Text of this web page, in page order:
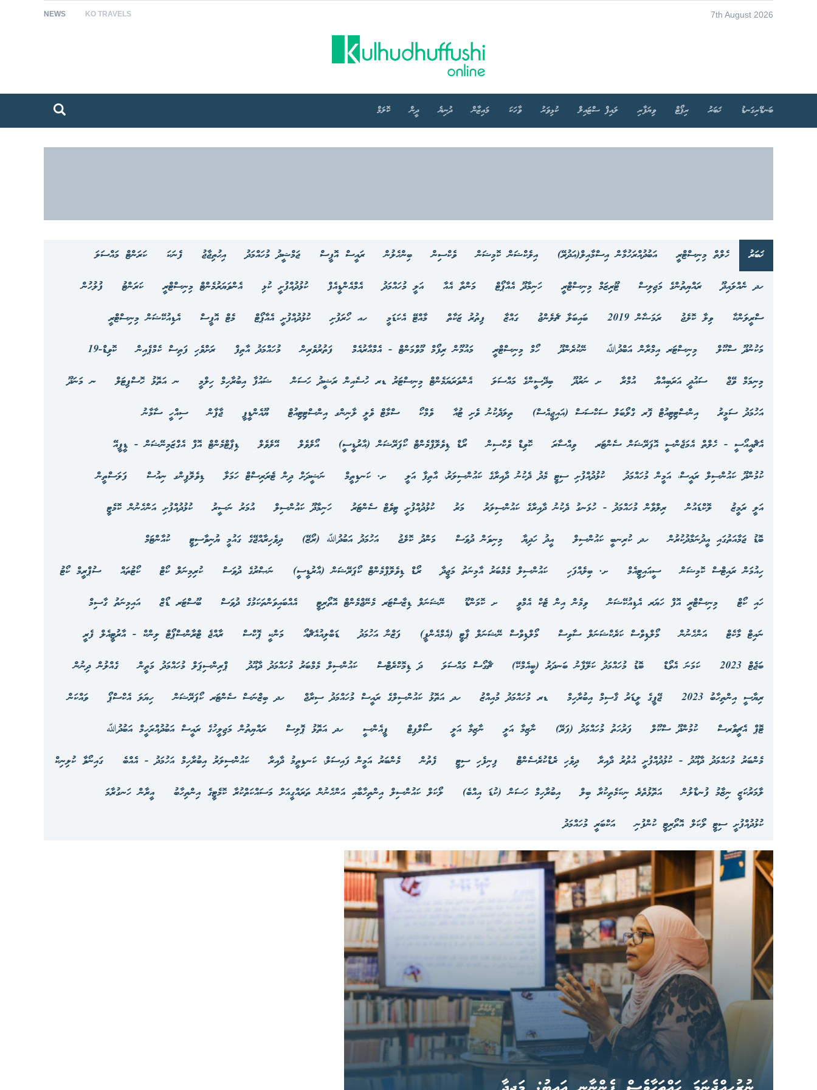
NEWS KO TRAVELS 7th August 2026
ބަނޑޭރިގަނޑު ޚަބަރު ރިޕޯޓް ވިޔަފާރި ލައިފް ސްޓައިލް ކުޅިވަރު ވާހަކަ މައިޒާން ދުނިޔެ ދީން ކޮލަމް
ޚަބަރު ހެލްތް މިނިސްޓްރީ އަބުދުއްރަހުމާން އިސްމާއިލް(އަދުރޭ) އިލެކްޝަން ކޮމިޝަން ވެކްސިން ބިންހެލުން ރައީސް އޮފީސް ޖަމްޝީދު މުހައްމަދު އިޙުތިޖާޖު ފެނަކަ
ކަރަންޓް މައްސަލަ
ހދ ނެއްލައިދޫ
ރައްޔިތުންގެ މަޖިލިސް ޓޫރިޒަމް މިނިސްޓްރީ ހަނިމާދޫ އެއާޕޯޓް މަންތާ އެއާ އަލީ މުހައްމަދު އެމްއެންޑީއެފް ކުޅުދުއްފުށީ ކުޅި އެންވަޔަރުމެންޓް މިނިސްޓްރީ ކަރަންޓު
ފުލުހުން
ސްރީލަންކާ
ވިލާ ކޮލެޖު ރަމަޟާން 2019 ބައިބަލާ ޗެލެންޖު ގައްޒާ ފިތުރު ޒަކާތް މާއްޓޭ އެކަޑަމީ ހއ ހޯރަފުށި ކުޅުދުއްފުށީ އެއާޕޯޓް މެޓް އޮފީސް
އެޑިއުކޭޝަން މިނިސްޓްރީ
މަކުނުދޫ ސްކޫލް
މިނިސްޓަރ އިމްރާން އަބްދުﷲ ނޭކުރެންދޫ ހޯމް މިނިސްޓްރީ މައުމޫން ރިފޯމް މޫވްމަންޓް - އެމްއާރުއެމް ފަތުރުވެރިން މުހައްމަދު އާތިފް ރަށްވެހި ފަތިސް ކެމްޕެއިން
ކޮވިޑް-19
މިނިމަމް ވޭޖް
ސައުދީ އަރަބިއްޔާ އުމްރާ ށ ނަރުދޫ ބިދޭސީންގެ މައްސަލަ އެންވަރަޔަމެންޓް މިނިސްޓަރު ޑރ ހުސެއިން ރަޝީދު ހަސަން ޝައުފާ އިބުރާހިމް ހިލްމީ ނ އަތޮޅު ހޮސްޕިޓަލް
ނ މަނަދޫ
އަހުމަދު ސަމީރު
އިންސްޓިޓިއުޓް ފޮރ ގްލޯބަލް ސަކްސަސް (އައިޖީއެސް) ތިލަދެކުނު ވެށި ޓުއާ ވެމްކޯ ސްމާޓް ވެލީ ލާނިންގ އިންސްޓިޓިއުޓް ޔޫއެންޑީޕީ ޖާޕާން
ސިއްހީ ސާމާނު
އެޗްއީއޯސީ - ހެލްތް އެމަޖެންސީ އޮޕަރޭޝަން ސެންޓަރ
ވިއްސާރަ ކޮވިޑް ވެކްސިން ރޯޑް ޑިވެލޮޕްމެންޓް ކޯޕަރޭޝަން (އާރުޑީސީ) އޯލެވެލް އޭލެވެލް
ޑިޕާޓްމެންޓް އޮފް އެގްޒަމިނޭޝަން - ޑީޕީއޭ
ކުމުންދޫ ކައުންސިލް ރައީސް، އަމީން މުހައްމަދު
ކުޅުދުއްފުށި ސިޓީ މެދު ދެކުނު ދާއިރާގެ ކައުންސިލަރު، އާތިފާ އަލީ ށ. ކަނޑިތީމް ނަޝީދަށް ދިން ޓެރަރިސްޓް ހަމަލާ ޑިވެލޮޕިންގ ނިއުސް
ފަލަސްތީން
އަލީ ރަމީޒު
ލޮކްޑައުން ރިލްވާން މުހައްމަދު - ހުޅަނގު ދެކުނު ދާއިރާގެ ކައުންސިލަރު މަރު ކުޅުދުއްފުށީ ޓިވެޓް ސެންޓަރު ހަނިމާދޫ ކައުންސިލް އުމަރު ނަސީރު
ކުޅުދުއްފުށި އަންހެނުން ކޮމެޓީ
ބޮޑު ޖަމާއަތުގައި އީދުނަމާދުކުރުން
ހދ ކުރިނބީ ކައުންސިލް އީދު ހަދިޔާ މިނިވަން ދުވަސް މަންދު ކޮލެޖު އަހުމަދު އަބުދުﷲ (ރޯޒޭ) ދިވެހިރާއްޖޭގެ ގައުމީ ޔުނިވާސިޓީ
ކުއާންޓަމް
ހިއުމަން ރައިޓްސް ކޮމިޝަން
ސީއައިޓީއެމް ށ. ބިލެއްފަހި ކައުންސިލް މެމްބަރު އާމިނަތު މަޖީދާ ރޯޑް ޑިވެލޮޕްމެންޓް ކޯޕަރޭޝަން (އާރުޑީސީ) ނަޞްރުގެ ދުވަސް ކުރިމިނަލް ކޯޓް ކޯޓުތައް
ސުޕްރީމް ކޯޓު
ހައި ކޯޓް
މިނިސްޓްރީ އޮފް ހަޔަރ އެޑިއުކޭޝަން ވިމެން އިން ޓެކް އެމްވީ ށ ކޮމަންޑޫ ނޭޝަނަލް ޑިޒާސްޓަރ މެނޭޖްމެންޓް އޮތޯރިޓީ އެއްބައިވަންތަކަމުގެ ދުވަސް ބޫސްޓަރ ޑޯޒް
އައިމިނަތު ގާސިމް
ނައިޓް މާކެޓް
އަންހެނުން މޯލްޑިވްސް ކަރެކްޝަނަލް ސާވިސް މޯލްޑިވްސް ނޭޝަނަލް ޕާޓީ (އެމްއެންޕީ) ފަޒްނާ އަހުމަދު ޑަބްލިއުއެޗްއޯ މަންކީ ޕޮކްސް
ރާއްޖެ ޓްރާންސްޕޯޓް ލިންކް - އާރުޓީއެލް ފެރީ
ބަޖެޓް 2023
ކަމަނަ އެވޯޑް ބޮޑު މުހައްމަދު ކަލޭފާނު ބަނދަރު (ބީއެމްކޭ) ޗާގޯސް މައްސަލަ ދަ ޑިމޮކްރެޓްސް ކައުންސިލް މެމްބަރު މުހައްމަދު ދާއޫދު ޕްރިންސިޕަލް މުހައްމަދު މަތީން
ގެއްލުން ދިނުން
ރިޔާސީ އިންތިހާބު 2023
ޖޭޕީގެ ލީޑަރު ޤާސިމް އިބުރާހިމް ޑރ މުހައްމަދު މުއިއްޒު ހދ އަތޮޅު ކައުންސިލްގެ ރައީސް މުހައްމަދު ސިރާޖް ހދ ބިޒްނަސް ސެންޓަރ ކޯޕަރޭޝަން ހިޔަލަ އެކްސްޕޯ
ވައްކަން
ޓޮޕް އެޗީވާރސް
ކުމުންދޫ ސްކޫލް ފަރުހަތު މުހައްމަދު (ފަރޭ) ނާޒިމާ އަލީ ނާޒިމާ އަލީ ސޯލްފިޓް ޕީއެންސީ ހދ އަތޮޅު ޕޮލިސް
ރައްޔިތުން މަޖިލީހުގެ ރައީސް އަބުދުއްރަހީމް އަބުދުﷲ
މެންބަރު މުހައްމަދު ދާއޫދު - ކުޅުދުއްފުށީ އުތުރު ދާއިރާ
ދިވެހި ރެޑްކުރެސެންޓް ފިނިފެހި ސިޓީ ފެތުން މެންބަރު އަމީން ފައިސަލް، ކަނޑިތީމު ދާއިރާ ކައުންސިލަރު އިބުރާހިމް އަހުމަދު - އެއްބެ
ގައިނޯވާ ކުލިނިކް
ލާމަރުކަޒީ ނިޒާމު ފުނޑާލުން
އަތޮޅުތެރެ ނިކަމެތިކުރާ ބިލް އިބުރާހިމް ހަސަން (ކުޑަ އިއްބެ) ލޯކަލް ކައުންސިލް އިންތިހާބާއި އަންހެނުން ތަރައްގީއަށް މަސައްކަތްކުރާ ކޮމެޓީގެ އިންތިހާބު
އީރާން ހަނގުރާމަ
ކުޅުދުއްފުށީ ސިޓީ ލޯކަލް އޮތޯރިޓީ ކުންފުނި
އަކްބަރީ މުހައްމަދު